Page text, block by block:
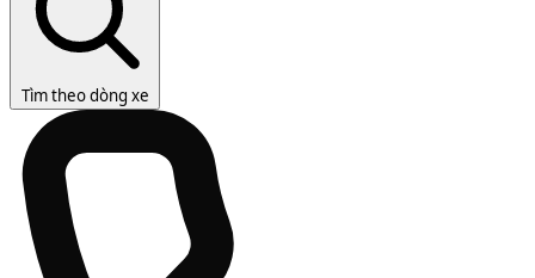
Tìm theo dòng xe